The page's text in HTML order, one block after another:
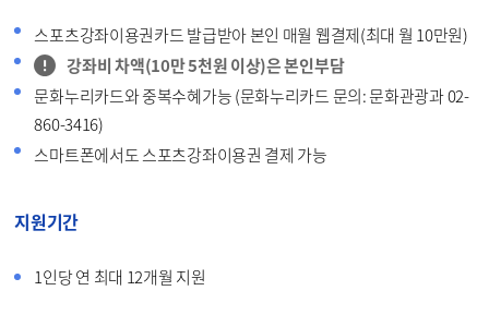
스포츠강좌이용권카드 발급받아 본인 매월 웹결제(최대 월 10만원)
강좌비 차액(10만 5천원 이상)은 본인부담
문화누리카드와 중복수혜가능 (문화누리카드 문의: 문화관광과 02-
860-3416)
스마트폰에서도 스포츠강좌이용권 결제 가능
지원기간
1인당 연 최대 12개월 지원